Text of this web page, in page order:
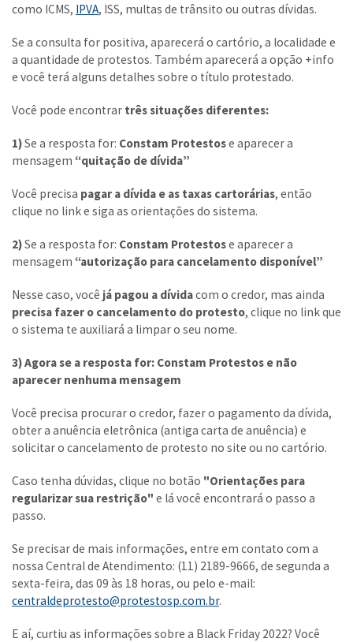
como ICMS, IPVA, ISS, multas de trânsito ou outras dívidas.
Se a consulta for positiva, aparecerá o cartório, a localidade e
a quantidade de protestos. Também aparecerá a opção +info
e você terá alguns detalhes sobre o título protestado.
Você pode encontrar três situações diferentes:
1)Se a resposta for: Constam Protestose aparecer a
mensagem “quitação de dívida”
Você precisa pagar a dívida e as taxas cartorárias, então
clique no link e siga as orientações do sistema.
2)Se a resposta for: Constam Protestose aparecer a
mensagem “autorização para cancelamento disponível”
Nesse caso, você já pagou a dívidacom o credor, mas ainda
precisa fazer o cancelamento do protesto, clique no link que
o sistema te auxiliará a limpar o seu nome.
3) Agora se a resposta for: Constam Protestos e não
aparecer nenhuma mensagem
Você precisa procurar o credor, fazer o pagamento da dívida,
obter a anuência eletrônica (antiga carta de anuência) e
solicitar o cancelamento de protesto no site ou no cartório.
Caso tenha dúvidas, clique no botão "Orientações para
regularizar sua restrição" e lá você encontrará o passo a
passo.
Se precisar de mais informações, entre em contato com a
nossa Central de Atendimento: (11) 2189-9666, de segunda a
sexta-feira, das 09 às 18 horas, ou pelo e-mail:
centraldeprotesto@protestosp.com.br.
E aí, curtiu as informações sobre a Black Friday 2022? Você